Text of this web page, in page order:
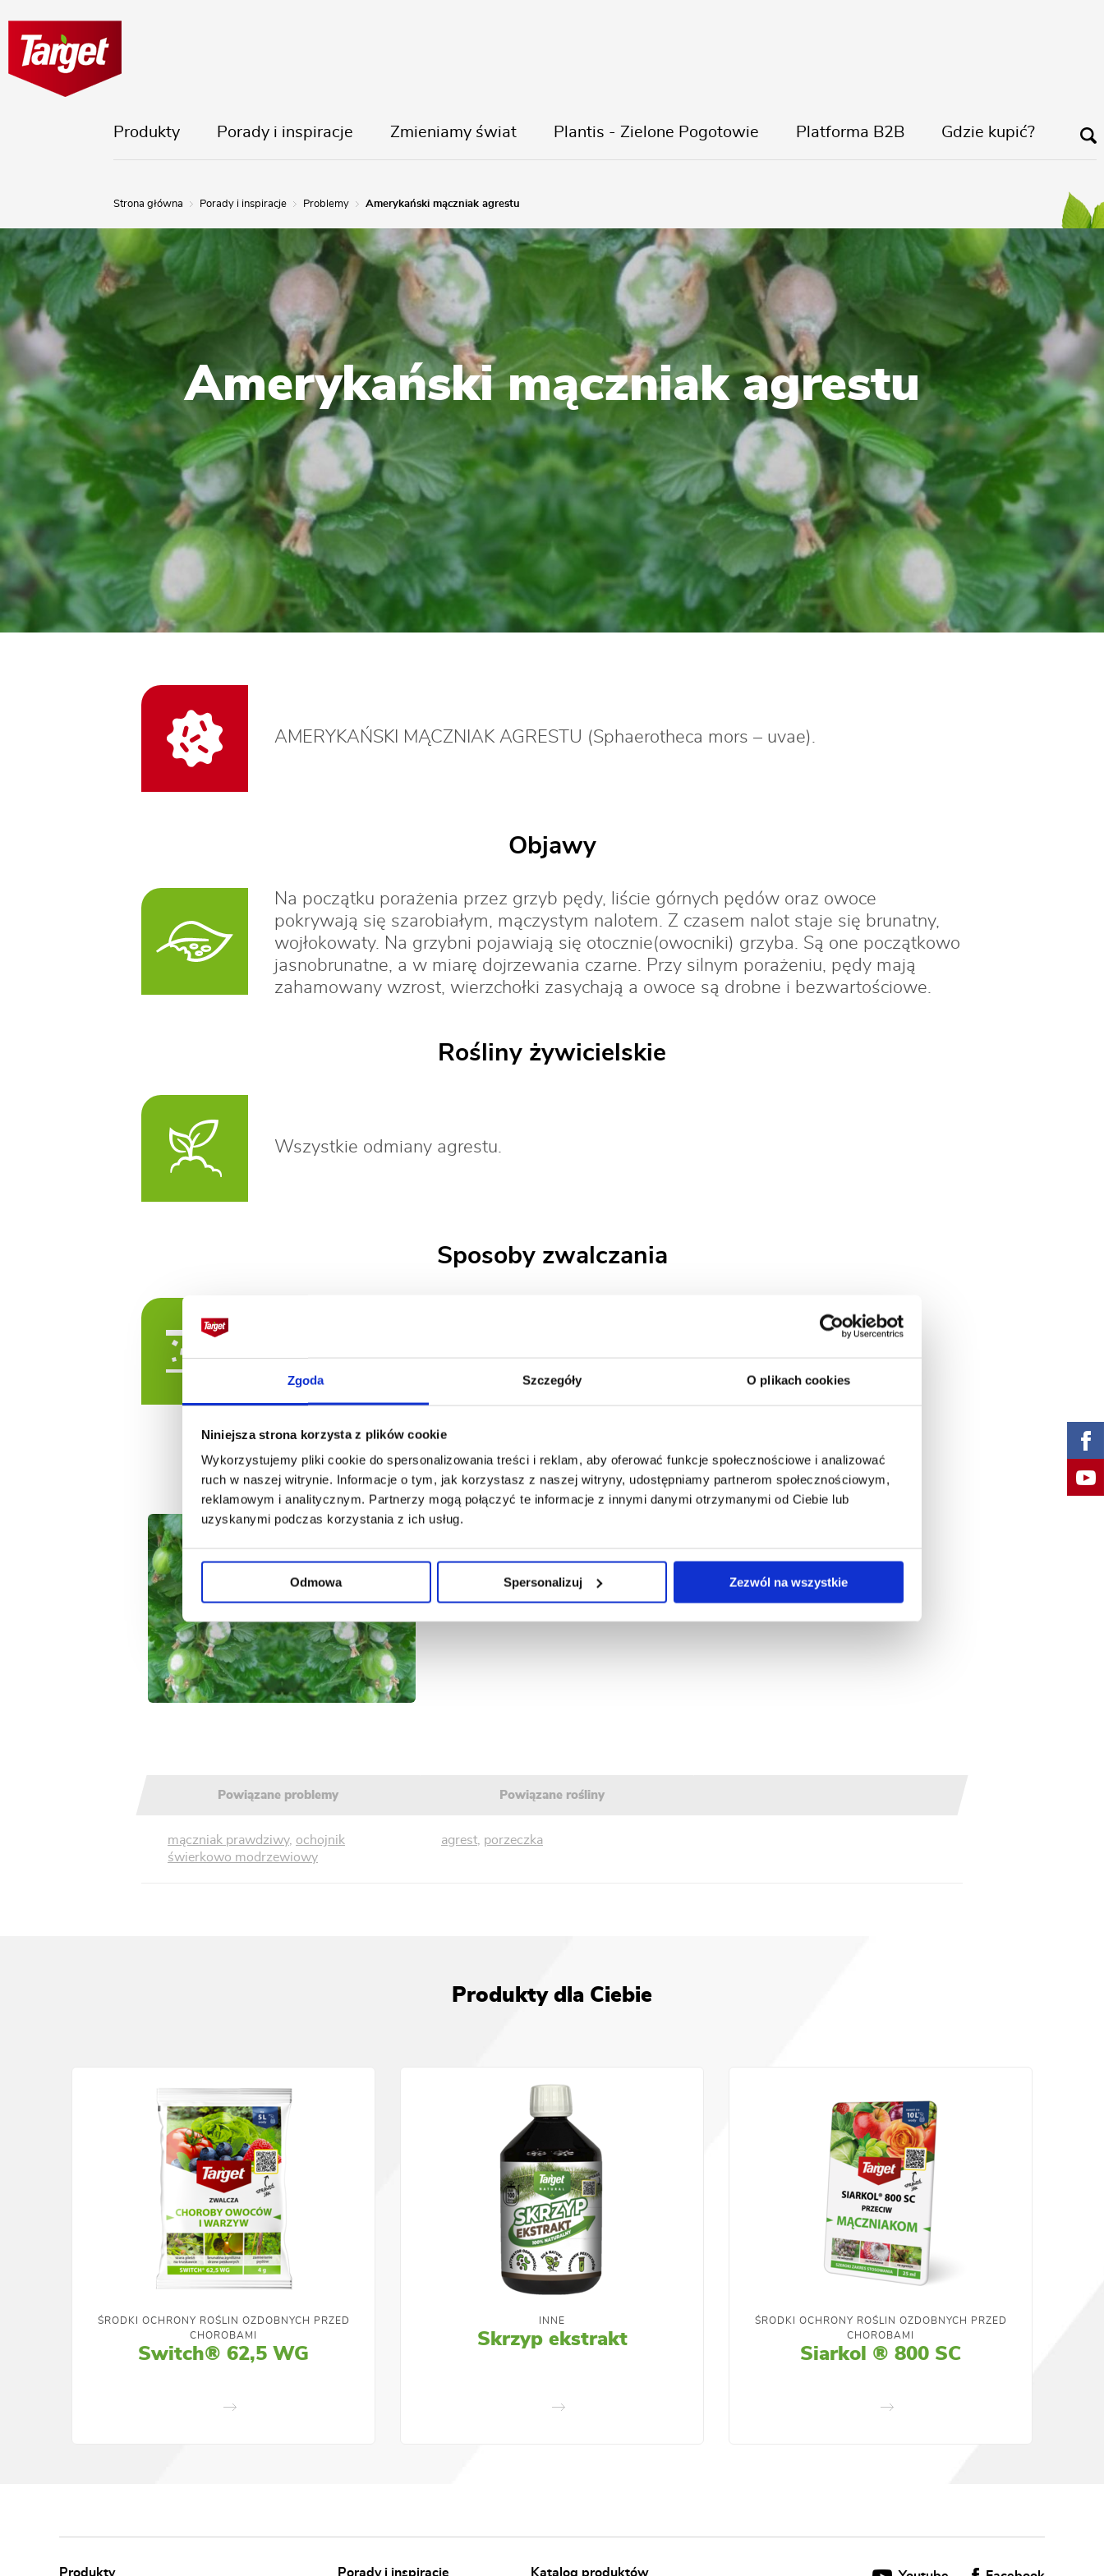
Zgoda Szczegóły O plikach cookies
Niniejsza strona korzysta z plików cookie
Wykorzystujemy pliki cookie do spersonalizowania treści i reklam, aby oferować funkcje społecznościowe i analizować
ruch w naszej witrynie. Informacje o tym, jak korzystasz z naszej witryny, udostępniamy partnerom społecznościowym,
reklamowym i analitycznym. Partnerzy mogą połączyć te informacje z innymi danymi otrzymanymi od Ciebie lub
uzyskanymi podczas korzystania z ich usług.
Odmowa Spersonalizuj Zezwól na wszystkie
Produkty Porady i inspiracje Zmieniamy świat Plantis - Zielone Pogotowie Platforma B2B Gdzie kupić?
Strona główna Porady i inspiracje Problemy Amerykański mączniak agrestu
Amerykański mączniak agrestu
AMERYKAŃSKI MĄCZNIAK AGRESTU (Sphaerotheca mors – uvae).
Objawy
Na początku porażenia przez grzyb pędy, liście górnych pędów oraz owoce
pokrywają się szarobiałym, mączystym nalotem. Z czasem nalot staje się brunatny,
wojłokowaty. Na grzybni pojawiają się otocznie(owocniki) grzyba. Są one początkowo
jasnobrunatne, a w miarę dojrzewania czarne. Przy silnym porażeniu, pędy mają
zahamowany wzrost, wierzchołki zasychają a owoce są drobne i bezwartościowe.
Rośliny żywicielskie
Wszystkie odmiany agrestu.
Sposoby zwalczania
Galeria
Powiązane problemy Powiązane rośliny
mączniak prawdziwy, ochojnik
świerkowo modrzewiowy
agrest porzeczka
Produkty dla Ciebie
ŚRODKI OCHRONY ROŚLIN OZDOBNYCH PRZED
CHOROBAMI
Switch® 62,5 WG
INNE
Skrzyp ekstrakt
ŚRODKI OCHRONY ROŚLIN OZDOBNYCH PRZED
CHOROBAMI
Siarkol ® 800 SC
Produkty Porady i inspiracje Katalog produktów